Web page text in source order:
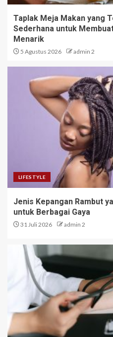
Taplak Meja Makan yang
Sederhana untuk
Menarik
5 Agustus 2026 admin 2
LIFESTYLE
Jenis Kepangan Rambut
untuk Berbagai Gaya
31 Juli 2026 admin 2